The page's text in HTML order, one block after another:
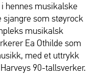
hennes musikalske
som støyrock
musikalsk
Ea Othilde som
med et uttrykk
90-tallsverker.